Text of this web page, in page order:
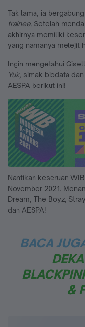
Tak lama, ia
trainee. Setelah
akhirnya memiliki
yang namanya melejit
Ingin mengetahui
Yuk, simak biodata
AESPA berikut ini!
Nantikan keseruan
November 2021.
Dream, The Boyz,
dan AESPA!
BACA
&